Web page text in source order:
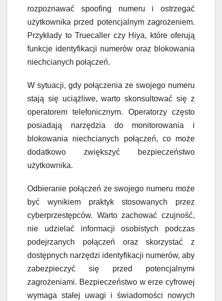
rozpoznawać spoofing numeru i ostrzegać
użytkownika przed potencjalnym zagrożeniem.
Przykłady to Truecaller czy Hiya, które oferują
funkcje identyfikacji numerów oraz blokowania
niechcianych połączeń.
W sytuacji, gdy połączenia ze swojego numeru
stają się uciążliwe, warto skonsultować się z
operatorem telefonicznym. Operatorzy często
posiadają narzędzia do monitorowania i
blokowania niechcianych połączeń, co może
dodatkowo zwiększyć bezpieczeństwo
użytkownika.
Odbieranie połączeń ze swojego numeru może
być wynikiem praktyk stosowanych przez
cyberprzestępców. Warto zachować czujność,
nie udzielać informacji osobistych podczas
podejrzanych połączeń oraz skorzystać z
dostępnych narzędzi identyfikacji numerów, aby
zabezpieczyć się przed potencjalnymi
zagrożeniami. Bezpieczeństwo w erze cyfrowej
wymaga stałej uwagi i świadomości nowych